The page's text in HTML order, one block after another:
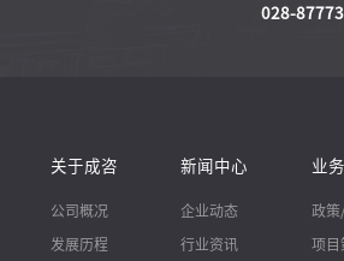
028-
关于成咨
公司概况
发展历程
新闻中心
企业动态
行业资讯
业
政策
项目